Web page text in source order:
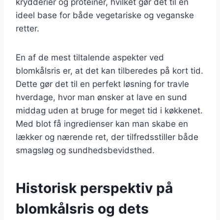
ideel base for både vegetariske og veganske
retter.
En af de mest tiltalende aspekter ved
blomkålsris er, at det kan tilberedes på kort tid.
Dette gør det til en perfekt løsning for travle
hverdage, hvor man ønsker at lave en sund
middag uden at bruge for meget tid i køkkenet.
Med blot få ingredienser kan man skabe en
lækker og nærende ret, der tilfredsstiller både
smagsløg og sundhedsbevidsthed.
Historisk perspektiv på
blomkålsris og dets